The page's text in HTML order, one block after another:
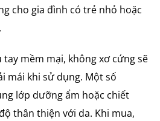
cho gia đình có trẻ nhỏ hoặc
tay mềm mại, không xơ cứng sẽ
mái khi sử dụng. Một số
lớp dưỡng ẩm hoặc chiết
thân thiện với da. Khi mua,